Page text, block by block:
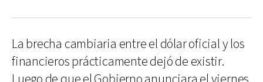
La brecha cambiaria entre el dólar oficial y los
financieros prácticamente dejó de existir.